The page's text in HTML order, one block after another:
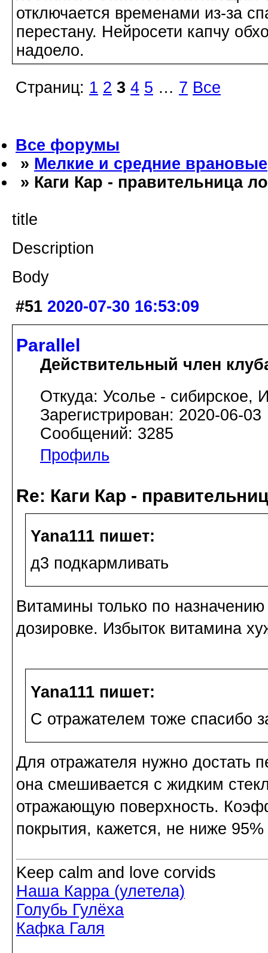
отключается временами из-за
перестану. Нейросети капчу
надоело.
Страниц: 1 2 3 4 5 … 7 Все
Все форумы
» Мелкие и средние врановые
» Каги Кар - правительница
title
Description
Body
#51 2020-07-30 16:53:09
Parallel
Действительный член
Откуда: Усолье - сибирское,
Зарегистрирован: 2020-06-03
Сообщений: 3285
Профиль
Re: Каги Кар -
Yana111 пишет:
д3 подкармливать
Витамины только по
дозировке. Избыток витамина
Yana111 пишет:
С отражателем тоже спасибо
Для отражателя нужно достать
она смешивается с жидким
отражающую поверхность.
покрытия, кажется, не ниже 95%
Keep calm and love corvids
Наша Карра (улетела)
Голубь Гулёха
Кафка Галя